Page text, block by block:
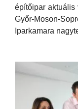
építőipar aktuális
Győr-Moson-
Iparkamara